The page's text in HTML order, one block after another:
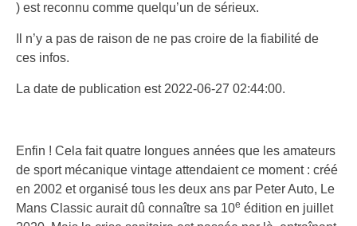
) est reconnu comme quelqu’un de sérieux.
Il n’y a pas de raison de ne pas croire de la fiabilité de
ces infos.
La date de publication est 2022-06-27 02:44:00.
Enfin ! Cela fait quatre longues années que les amateurs
de sport mécanique vintage attendaient ce moment : créé
en 2002 et organisé tous les deux ans par Peter Auto, Le
Mans Classic aurait dû connaître sa 10e édition en juillet